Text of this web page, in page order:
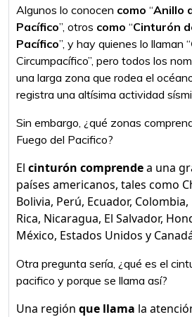
Algunos lo conocen como “Anillo
Pacífico”, otros como “Cinturón
Pacífico”, y hay quienes lo llaman “
Circumpacífico”, pero todos los
una larga zona que rodea el
registra una altísima actividad
Sin embargo, ¿qué zonas
Fuego del Pacifico?
El cinturón comprendea una
países americanos, tales como
Bolivia, Perú, Ecuador,
Rica, Nicaragua, El Salvador,
México, Estados Unidos y
Otra pregunta sería, ¿qué es el
pacifico y porque se llama así?
Una región que llama la